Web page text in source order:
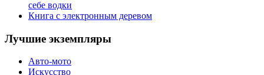
себе водки
Книга с электронным деревом
Лучшие экземпляры
Авто-мото
Искусство